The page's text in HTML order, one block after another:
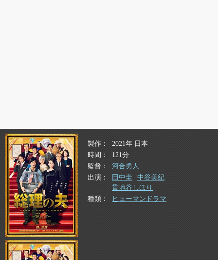
製作
2021年 日本
時間
121分
監督
河合勇人
出演
田中圭
中谷美紀
貫地谷しほり
種類
ヒューマンドラマ